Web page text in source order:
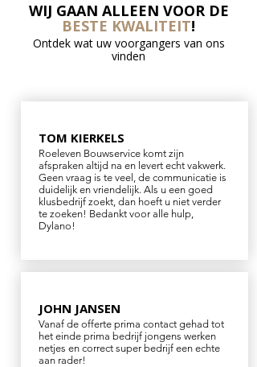
WIJ GAAN ALLEEN VOOR DE
BESTE KWALITEIT!
Ontdek wat uw voorgangers van ons
vinden
TOM KIERKELS
Roeleven Bouwservice komt zijn
afspraken altijd na en levert echt vakwerk.
Geen vraag is te veel, de communicatie is
duidelijk en vriendelijk. Als u een goed
klusbedrijf zoekt, dan hoeft u niet verder
te zoeken! Bedankt voor alle hulp,
Dylano!
JOHN JANSEN
Vanaf de offerte prima contact gehad tot
het einde prima bedrijf jongens werken
netjes en correct super bedrijf een echte
aan rader!